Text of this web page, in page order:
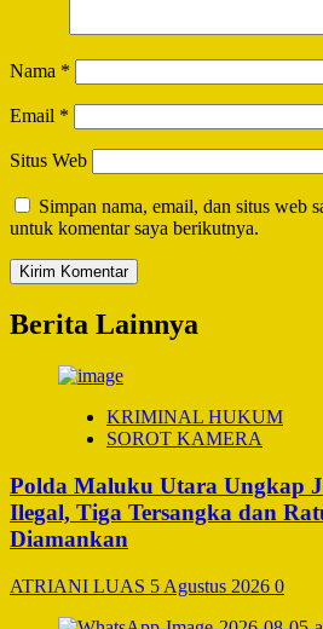
Nama *
Email *
Situs Web
Simpan nama, email, dan situs web
untuk komentar saya berikutnya.
Berita Lainnya
KRIMINAL HUKUM
SOROT KAMERA
Polda Maluku Utara Ungkap
Ilegal, Tiga Tersangka dan
Diamankan
ATRIANI LUAS 5 Agustus 2026 0